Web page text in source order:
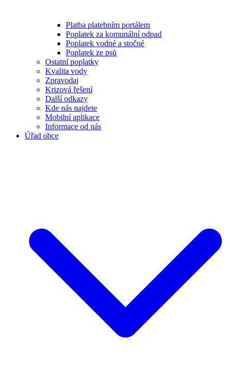
Platba platebním portálem
Poplatek za komunální odpad
Poplatek vodné a stočné
Poplatek ze psů
Ostatní poplatky
Kvalita vody
Zpravodaj
Krizová řešení
Další odkazy
Kde nás najdete
Mobilní aplikace
Informace od nás
Úřad obce